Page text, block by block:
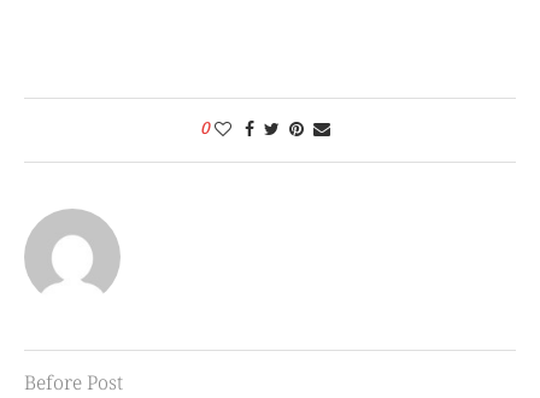
0
Before Post